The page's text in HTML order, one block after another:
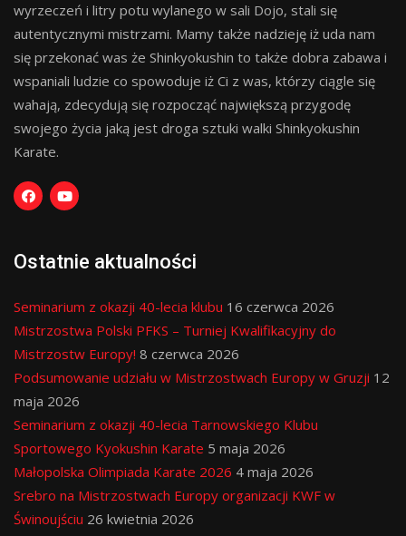
wyrzeczeń i litry potu wylanego w sali Dojo, stali się
autentycznymi mistrzami. Mamy także nadzieję iż uda nam
się przekonać was że Shinkyokushin to także dobra zabawa i
wspaniali ludzie co spowoduje iż Ci z was, którzy ciągle się
wahają, zdecydują się rozpocząć największą przygodę
swojego życia jaką jest droga sztuki walki Shinkyokushin
Karate.
Ostatnie aktualności
Seminarium z okazji 40-lecia klubu 16 czerwca 2026
Mistrzostwa Polski PFKS – Turniej Kwalifikacyjny do
Mistrzostw Europy! 8 czerwca 2026
Podsumowanie udziału w Mistrzostwach Europy w Gruzji 12
maja 2026
Seminarium z okazji 40-lecia Tarnowskiego Klubu
Sportowego Kyokushin Karate 5 maja 2026
Małopolska Olimpiada Karate 2026 4 maja 2026
Srebro na Mistrzostwach Europy organizacji KWF w
Świnoujściu 26 kwietnia 2026